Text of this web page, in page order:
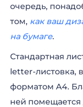
очередь,
том, как ваш
на бумаге.
Стандартная
letter-листовка,
форматом А4.
ней